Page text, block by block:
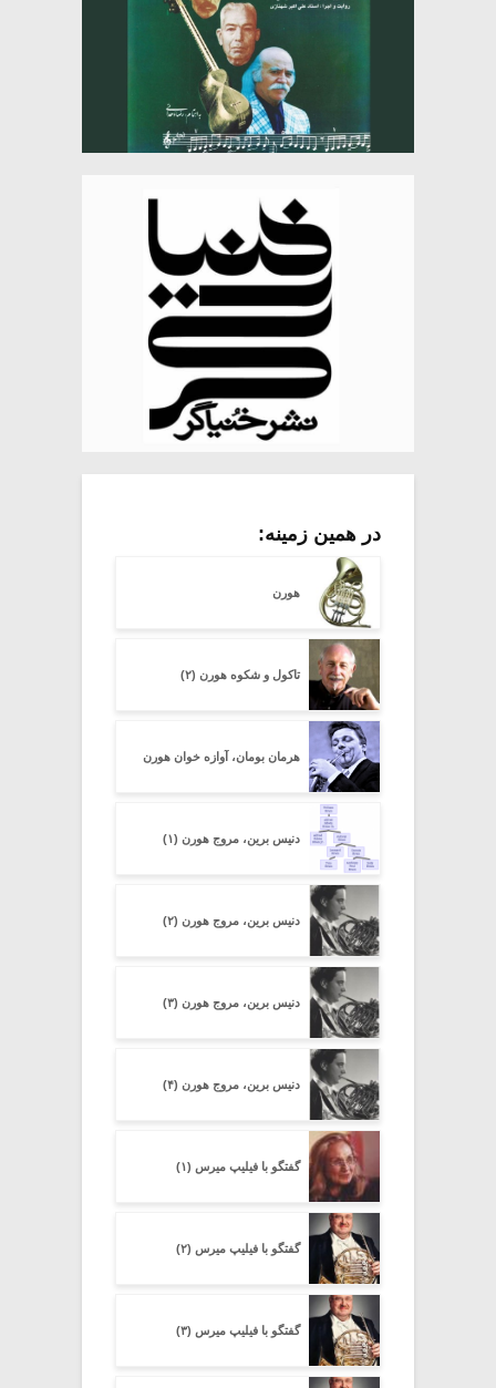
در همین زمینه:
هورن
تاکول و شکوه هورن (۲)
هرمان بومان، آوازه خوان هورن
دنیس برین، مروج هورن (۱)
دنیس برین، مروج هورن (۲)
دنیس برین، مروج هورن (۳)
دنیس برین، مروج هورن (۴)
گفتگو با فیلیپ میرس (۱)
گفتگو با فیلیپ میرس (۲)
گفتگو با فیلیپ میرس (۳)